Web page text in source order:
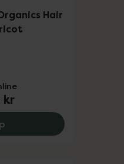
kr.
Hair
kr
John Masters Organics